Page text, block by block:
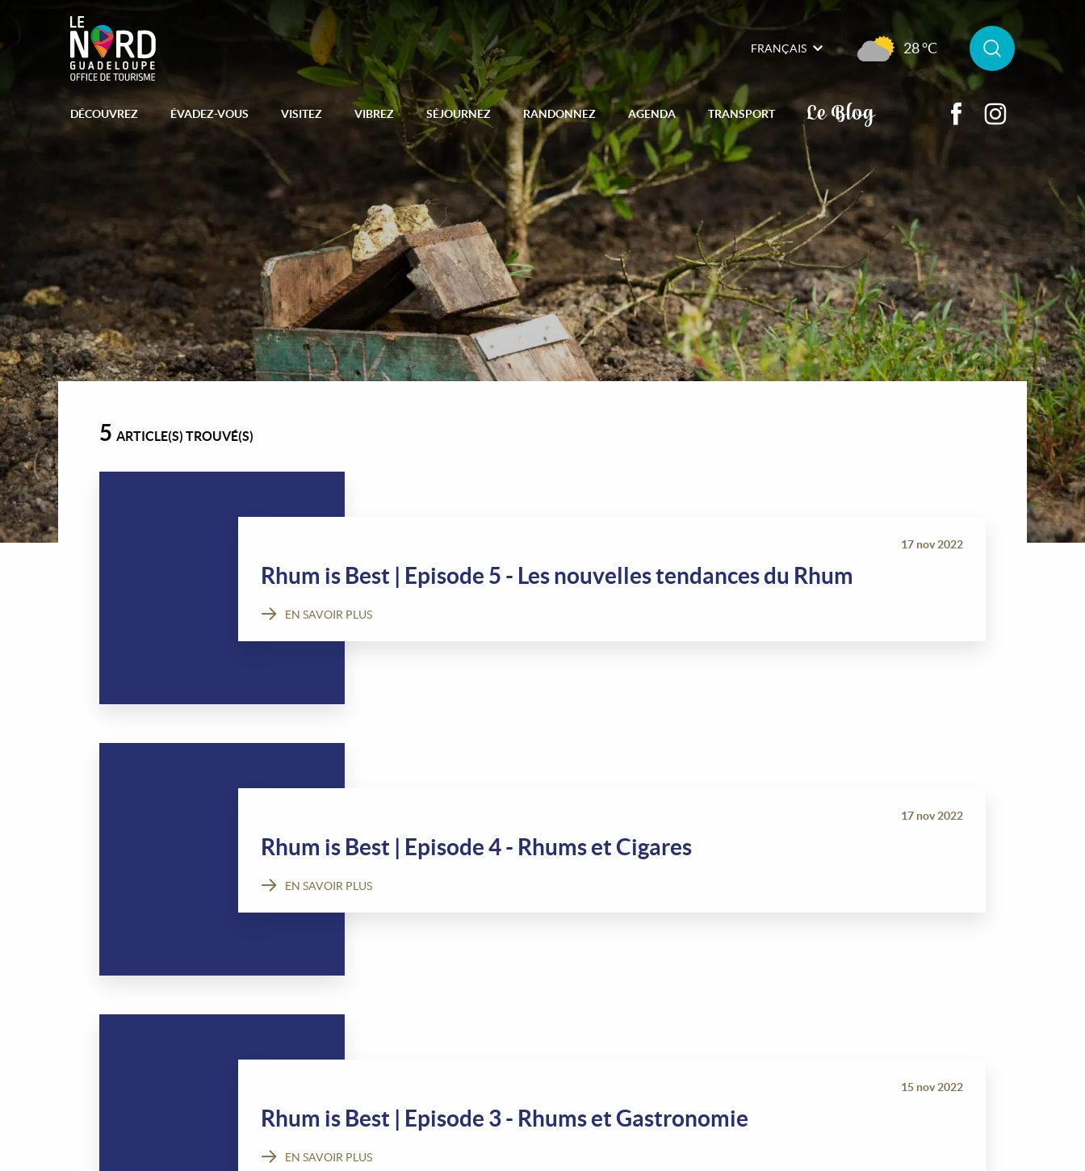
DÉCOUVREZ ÉVADEZ-VOUS VISITEZ VIBREZ SÉJOURNEZ RANDONNEZ AGENDA TRANSPORT Le Blog
FRANÇAIS 28 °C
5 ARTICLE(S) TROUVÉ(S)
17 nov 2022
Rhum is Best | Episode 5 - Les nouvelles tendances du Rhum
EN SAVOIR PLUS
17 nov 2022
Rhum is Best | Episode 4 - Rhums et Cigares
EN SAVOIR PLUS
15 nov 2022
Rhum is Best | Episode 3 - Rhums et Gastronomie
EN SAVOIR PLUS